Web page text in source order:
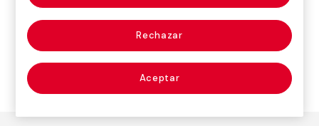
Sinónimo deseguro para caso de muerte
Rechazar
Aceptar